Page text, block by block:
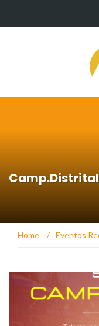
Camp.Distrital
Home / Eventos